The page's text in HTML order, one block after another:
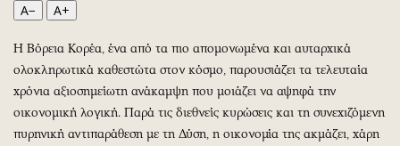
Περιβάλλον
Κόσμος
Παράξενα
Πολιτισμός
Σινεμά
Έξοδος
Media
Εκπομπές
Wine routes
A− A+
Η Βόρεια Κορέα, ένα από τα πιο απομονωμένα και αυταρχικά
ολοκληρωτικά καθεστώτα στον κόσμο, παρουσιάζει τα τελευταία
χρόνια αξιοσημείωτη ανάκαμψη που μοιάζει να αψηφά την
οικονομική λογική. Παρά τις διεθνείς κυρώσεις και τη συνεχιζόμενη
πυρηνική αντιπαράθεση με τη Δύση, η οικονομία της ακμάζει, χάρη